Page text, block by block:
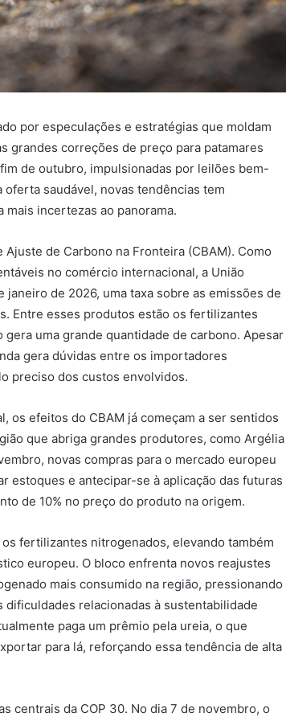
por especulações e estratégias que moldam
grandes correções de preço para patamares
de outubro, impulsionadas por leilões bem-
saudável, novas tendências tem
incertezas ao panorama.
de Carbono na Fronteira (CBAM). Como
no comércio internacional, a União
janeiro de 2026, uma taxa sobre as emissões de
Entre esses produtos estão os fertilizantes
uma grande quantidade de carbono. Apesar
gera dúvidas entre os importadores
preciso dos custos envolvidos.
os efeitos do CBAM já começam a ser sentidos
que abriga grandes produtores, como Argélia
novas compras para o mercado europeu
estoques e antecipar-se à aplicação das futuras
de 10% no preço do produto na origem.
fertilizantes nitrogenados, elevando também
europeu. O bloco enfrenta novos reajustes
mais consumido na região, pressionando
relacionadas à sustentabilidade
paga um prêmio pela ureia, o que
para lá, reforçando essa tendência de alta
centrais da COP 30. No dia 7 de novembro, o